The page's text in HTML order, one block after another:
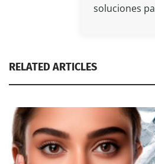
soluciones
RELATED ARTICLES